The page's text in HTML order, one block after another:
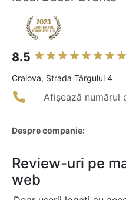
8.5
Craiova, Strada Târgului 4
Afișează numărul
Despre companie:
Review-uri pe
web